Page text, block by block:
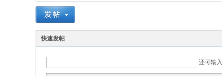
快速发帖
还可输入